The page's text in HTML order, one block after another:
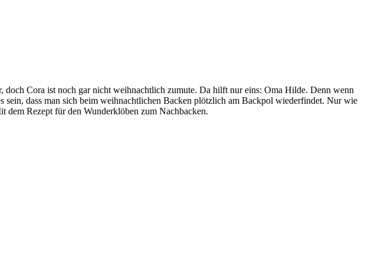
Cora ist noch gar nicht weihnachtlich zumute. Da hilft nur eins: Oma Hilde. Denn wenn
dass man sich beim weihnachtlichen Backen plötzlich am Backpol wiederfindet. Nur wie
dem Rezept für den Wunderklöben zum Nachbacken.